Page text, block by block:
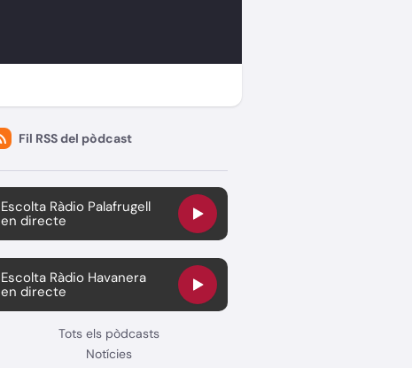
Fil RSS del pòdcast
Escolta Ràdio Palafrugell
en directe
Escolta Ràdio Havanera
en directe
Tots els pòdcasts
Notícies